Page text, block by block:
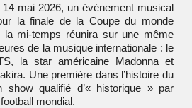
mai 2026, un événement musical
la finale de la Coupe du monde
la mi-temps réunira sur une même
de la musique internationale : le
la star américaine Madonna et
Une première dans l’histoire du
show qualifié d’« historique » par
mondial.